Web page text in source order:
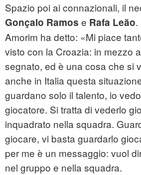
Spazio poi ai connazionali, il
Gonçalo Ramos e Rafa Leão.
Amorim ha detto: «Mi piace
visto con la Croazia: in mezzo
segnato, ed è una cosa che si
anche in Italia questa
guardano solo il talento, io
giocatore. Si tratta di vederlo
inquadrato nella squadra.
giocare, vi basta guardarlo
per me è un messaggio: vuol
nel gruppo e nella squadra.